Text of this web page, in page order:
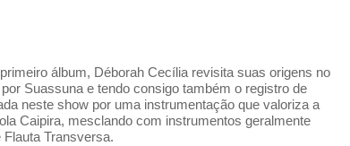
álbum, Déborah Cecília revisita suas origens no
Suassuna e tendo consigo também o registro de
neste show por uma instrumentação que valoriza a
Caipira, mesclando com instrumentos geralmente
Transversa.